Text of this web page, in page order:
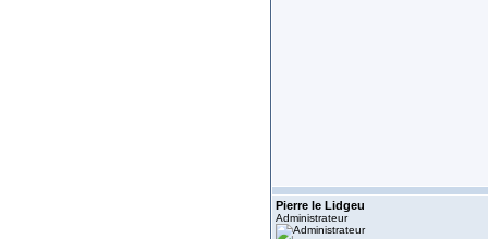
Pierre le Lidgeu
Administrateur